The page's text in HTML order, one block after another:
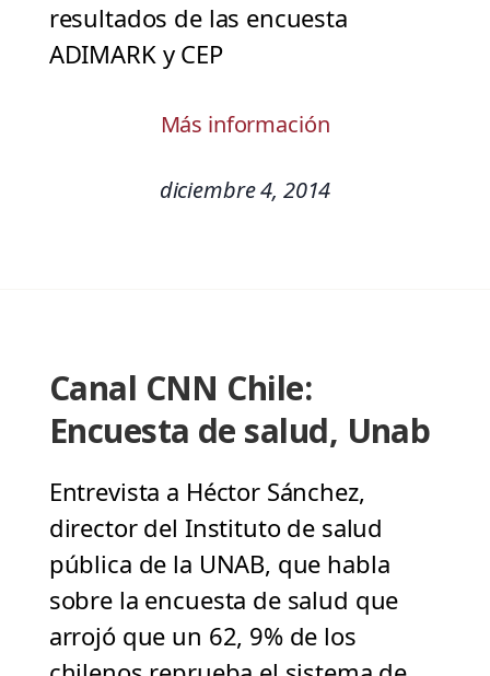
resultados de las encuesta
ADIMARK y CEP
Más información
diciembre 4, 2014
Canal CNN Chile:
Encuesta de salud, Unab
Entrevista a Héctor Sánchez,
director del Instituto de salud
pública de la UNAB, que habla
sobre la encuesta de salud que
arrojó que un 62, 9% de los